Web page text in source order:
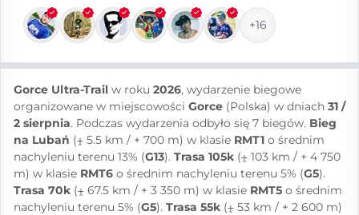
+16
Gorce Ultra-Trail w roku 2026, wydarzenie biegowe
organizowane w miejscowości Gorce (Polska) w dniach 31 /
2 sierpnia. Podczas wydarzenia odbyło się 7 biegów. Bieg
na Lubań (⨦ 5.5 km / + 700 m) w klasie RMT1 o średnim
nachyleniu terenu 13% (G13). Trasa 105k (⨦ 103 km / + 4 750
m) w klasie RMT6 o średnim nachyleniu terenu 5% (G5).
Trasa 70k (⨦ 67.5 km / + 3 350 m) w klasie RMT5 o średnim
nachyleniu terenu 5% (G5). Trasa 55k (⨦ 53 km / + 2 600 m)